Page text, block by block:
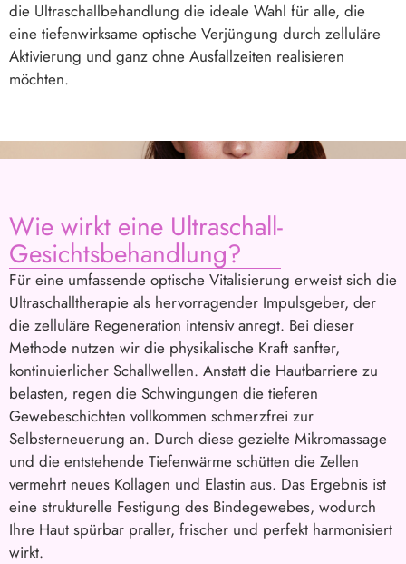
die Ultraschallbehandlung die ideale Wahl für alle, die
eine tiefenwirksame optische Verjüngung durch zelluläre
Aktivierung und ganz ohne Ausfallzeiten realisieren
möchten.
Wie wirkt eine Ultraschall-
Gesichtsbehandlung?
Für eine umfassende optische Vitalisierung erweist sich die
Ultraschalltherapie als hervorragender Impulsgeber, der
die zelluläre Regeneration intensiv anregt. Bei dieser
Methode nutzen wir die physikalische Kraft sanfter,
kontinuierlicher Schallwellen. Anstatt die Hautbarriere zu
belasten, regen die Schwingungen die tieferen
Gewebeschichten vollkommen schmerzfrei zur
Selbsterneuerung an. Durch diese gezielte Mikromassage
und die entstehende Tiefenwärme schütten die Zellen
vermehrt neues Kollagen und Elastin aus. Das Ergebnis ist
eine strukturelle Festigung des Bindegewebes, wodurch
Ihre Haut spürbar praller, frischer und perfekt harmonisiert
wirkt.